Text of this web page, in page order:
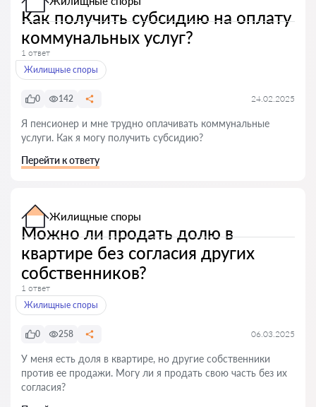
Как получить субсидию на оплату
коммунальных услуг?
1 ответ
Жилищные споры
0 142 24.02.2025
Я пенсионер и мне трудно оплачивать коммунальные
услуги. Как я могу получить субсидию?
Перейти к ответу
Жилищные споры
Можно ли продать долю в
квартире без согласия других
собственников?
1 ответ
Жилищные споры
0 258 06.03.2025
У меня есть доля в квартире, но другие собственники
против ее продажи. Могу ли я продать свою часть без их
согласия?